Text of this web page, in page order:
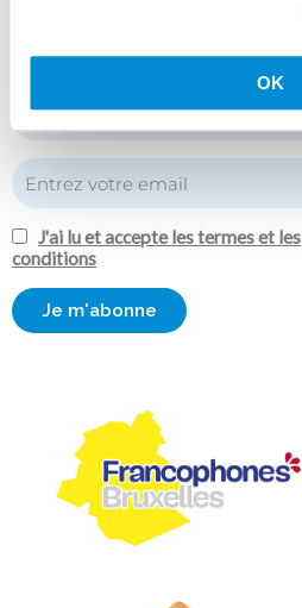
OK
J'ai lu et accepte les termes et les
conditions